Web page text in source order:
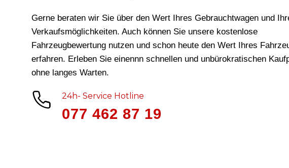
Gerne beraten wir Sie über den Wert Ihres Gebrauchtwagen und
Verkaufsmöglichkeiten. Auch können Sie unsere kostenlose
Fahrzeugbewertung nutzen und schon heute den Wert Ihres
erfahren. Erleben Sie einennn schnellen und unbürokratischen
ohne langes Warten.
24h- Service Hotline
077 462 87 19